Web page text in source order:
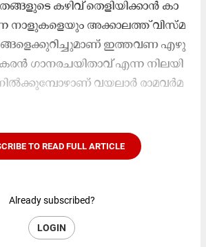
ക​ഴി​വ്​ തെ​ളി​യി​ക്കാ​ൻ കാ​
നാ​ളു​ക​ളെ​യും അ​ക്കാ​ല​ത്ത്​ വി​സ്​​മ​
ഇ​ത്ത​വ​ണ എ​ഴു​
ഗാ​​ന​​ര​​ച​​യി​​താ​​വ് എ​​ന്ന നി​​ല​​യി​​
വ​​യ​​ലാ​​ർ രാ​​മ​​വ​​ർ​​മ​​
TO READ FULL ARTICLE
Already subscribed?
LOGIN